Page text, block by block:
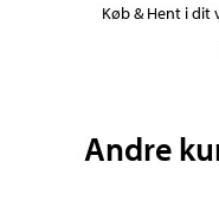
Køb & Hent i dit
Andre